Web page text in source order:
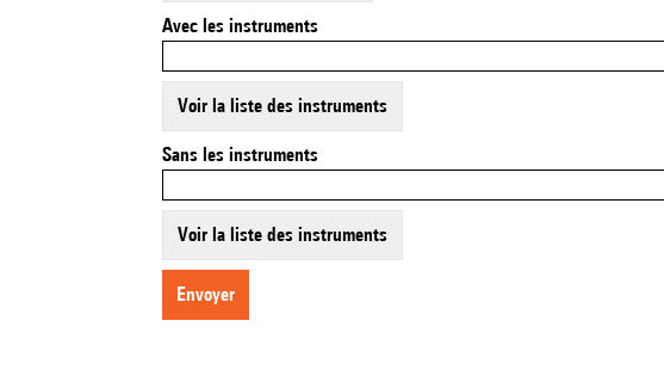
Avec les instruments
Voir la liste des instruments
Sans les instruments
Voir la liste des instruments
envoyer